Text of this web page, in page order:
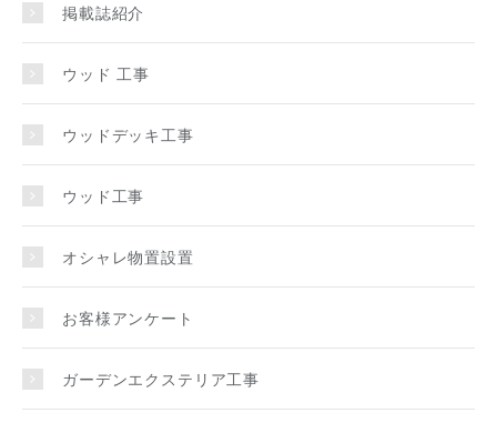
掲載誌紹介
ウッド 工事
ウッドデッキ工事
ウッド工事
オシャレ物置設置
お客様アンケート
ガーデンエクステリア工事